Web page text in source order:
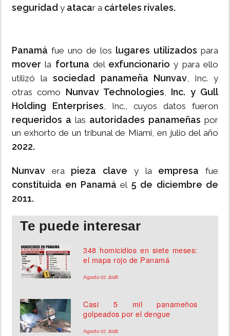
seguridad y atacar a cárteles rivales.
Panamá fue uno de los lugares utilizados para
mover la fortuna del exfuncionario y para ello
utilizó lasociedad panameña Nunvav, Inc. y
otras como Nunvav Technologies, Inc. y Gull
Holding Enterprises, Inc., cuyos datos fueron
requeridos a las autoridades panameñas por
un exhorto de un tribunal de Miami, en julio del año
2022.
Nunvav era pieza clave y la empresa fue
constituida en Panamá el 5 de diciembre de
2011.
Te puede interesar
348 homicidios en siete meses:
el mapa rojo de Panamá
Agosto 07, 2026
Casi 5 mil panameños
golpeados por el dengue
Agosto 07, 2026